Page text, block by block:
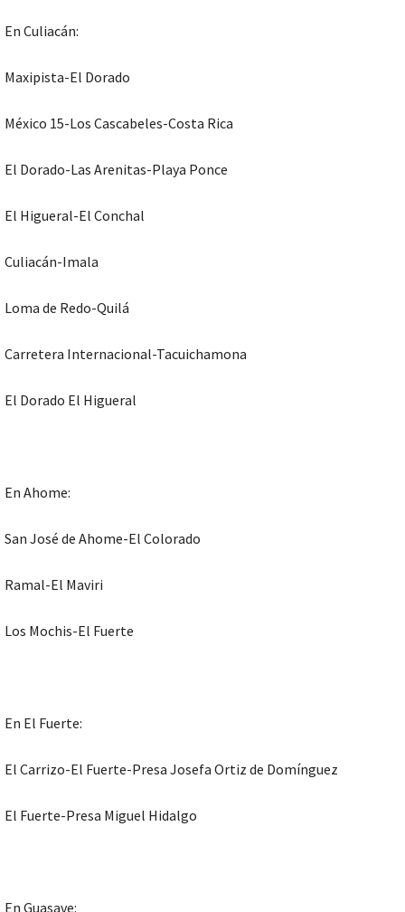
En Culiacán:
Maxipista-El Dorado
México 15-Los Cascabeles-Costa Rica
El Dorado-Las Arenitas-Playa Ponce
El Higueral-El Conchal
Culiacán-Imala
Loma de Redo-Quilá
Carretera Internacional-Tacuichamona
El Dorado El Higueral
En Ahome:
San José de Ahome-El Colorado
Ramal-El Maviri
Los Mochis-El Fuerte
En El Fuerte:
El Carrizo-El Fuerte-Presa Josefa Ortiz de Domínguez
El Fuerte-Presa Miguel Hidalgo
En Guasave: